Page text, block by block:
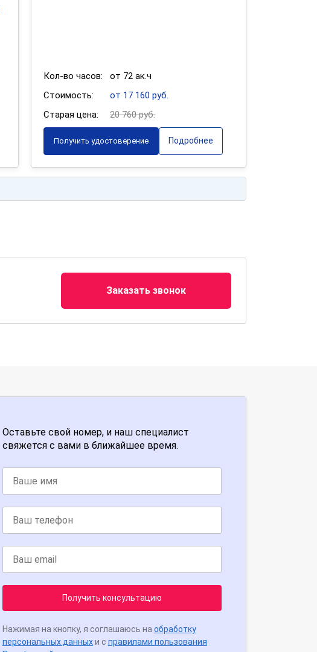
Кол-во часов:
от 72 ак.ч
Стоимость:
от 17 160 руб.
Старая цена:
20 760 руб.
Получить удостоверение Подробнее
Заказать звонок
Оставьте свой номер, и наш специалист
свяжется с вами в ближайшее время.
Получить консультацию
Нажимая на кнопку, я соглашаюсь на обработку
персональных данныхи с правилами пользования